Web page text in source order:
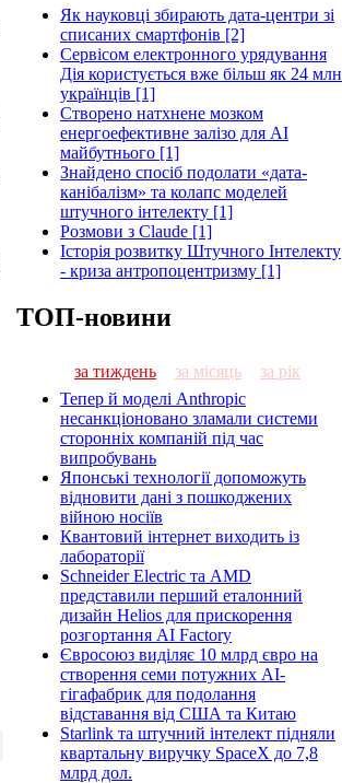
Як науковці збирають дата-центри зі
списаних смартфонів [2]
Сервісом електронного урядування
Дія користується вже більш як 24 млн
українців [1]
Створено натхнене мозком
енергоефективне залізо для AI
майбутнього [1]
Знайдено спосіб подолати «дата-
канібалізм» та колапс моделей
штучного інтелекту [1]
Розмови з Claude [1]
Історія розвитку Штучного Інтелекту
- криза антропоцентризму [1]
ТОП-новини
за тиждень за місяць
за рік
Тепер й моделі Anthropic
несанкціоновано зламали системи
сторонніх компаній під час
випробувань
Японські технології допоможуть
відновити дані з пошкоджених
війною носіїв
Квантовий інтернет виходить із
лабораторії
Schneider Electric та AMD
представили перший еталонний
дизайн Helios для прискорення
розгортання AI Factory
Євросоюз виділяє 10 млрд євро на
створення семи потужних AI-
гігафабрик для подолання
відставання від США та Китаю
Starlink та штучний інтелект підняли
квартальну виручку SpaceX до 7,8
млрд дол.